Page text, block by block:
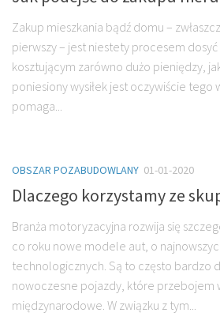
Zakup mieszkania bądź domu –
pierwszy – jest niestety procesem dosyć
kosztującym zarówno dużo pieniędzy,
poniesiony wysiłek jest oczywiście tego
pomaga...
OBSZAR POZABUDOWLANY 01-01-2020
Dlaczego korzystamy ze
Branża motoryzacyjna rozwija się
co roku nowe modele aut, o
technologicznych. Są to często bardzo
nowoczesne pojazdy, które przebojem
międzynarodowe. W związku z tym...